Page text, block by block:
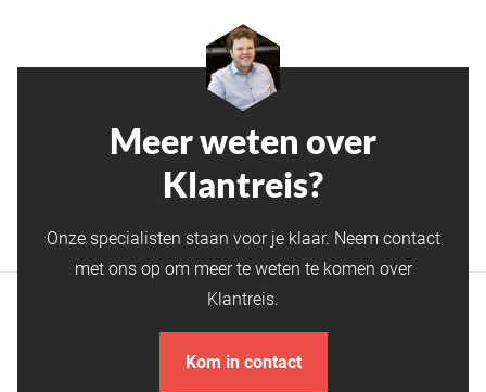
Meer weten over
Klantreis?
Onze specialisten staan voor je klaar. Neem contact
met ons op om meer te weten te komen over
Klantreis.
Kom in contact